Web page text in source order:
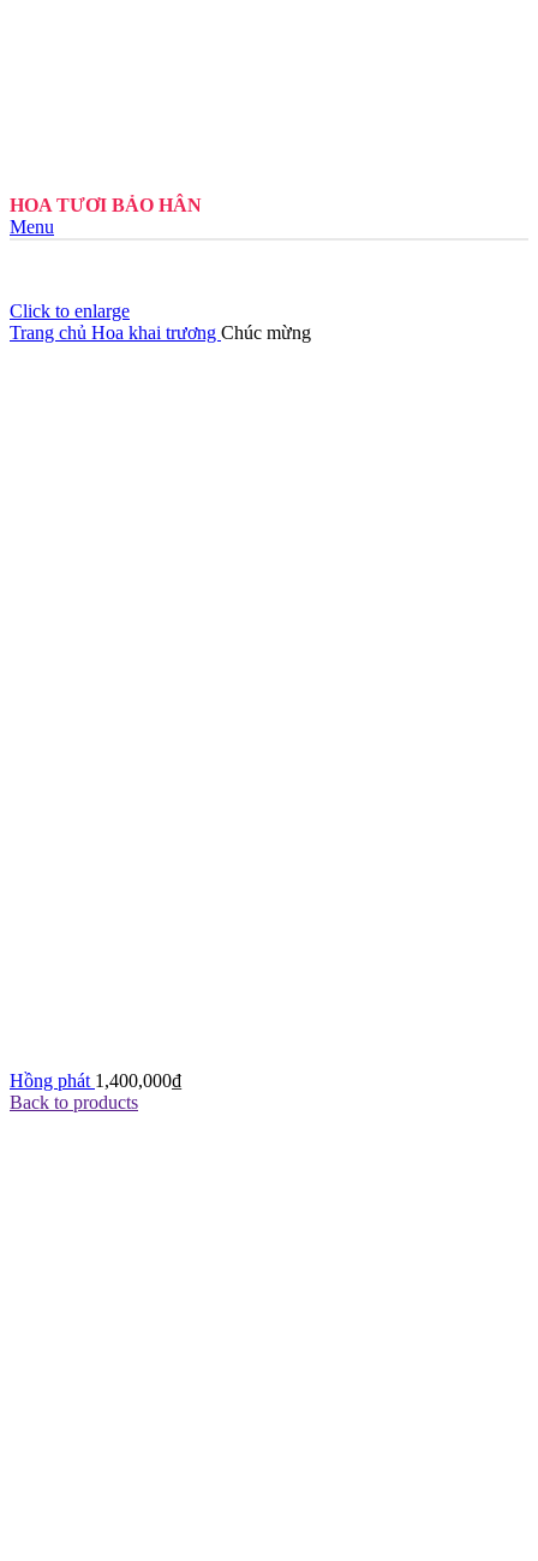
HOA TƯƠI BẢO HÂN
Menu
Click to enlarge
Trang chủ Hoa khai trương Chúc mừng
Hồng phát 1,400,000₫
Back to products